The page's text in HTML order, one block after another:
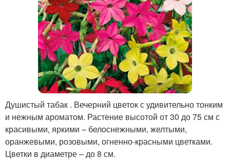
Душистый табак . Вечерний цветок с удивительно тонким
и нежным ароматом. Растение высотой от 30 до 75 см с
красивыми, яркими – белоснежными, желтыми,
оранжевыми, розовыми, огненно-красными цветками.
Цветки в диаметре – до 8 см.